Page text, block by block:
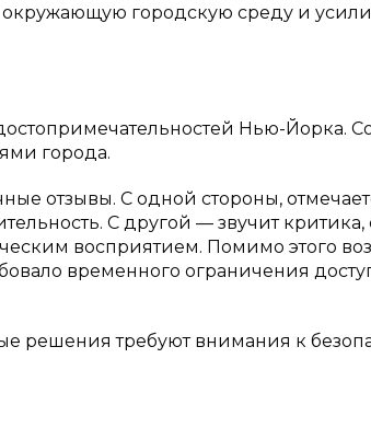
окружающую городскую среду и
Нью-Йорка.
города.
отзывы. С одной стороны,
С другой — звучит критика,
восприятием. Помимо этого
временного ограничения
решения требуют внимания к